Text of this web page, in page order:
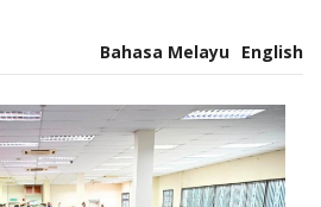
Bahasa Melayu English